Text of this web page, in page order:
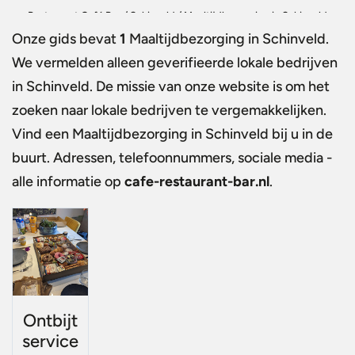
Restaurant Café Bar / Schinveld / Maaltijdbezorging in Schinveld
Onze gids bevat1 Maaltijdbezorging in Schinveld.
We vermelden alleen geverifieerde lokale bedrijven
in Schinveld. De missie van onze website is om het
zoeken naar lokale bedrijven te vergemakkelijken.
Vind een Maaltijdbezorging in Schinveld bij u in de
buurt. Adressen, telefoonnummers, sociale media -
alle informatie op cafe-restaurant-bar.nl.
Ontbijt
service